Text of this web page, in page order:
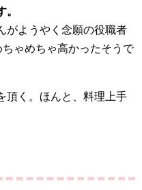
がようやく念願の役職者
ゃめちゃ高かったそうで
頂く。ほんと、料理上手